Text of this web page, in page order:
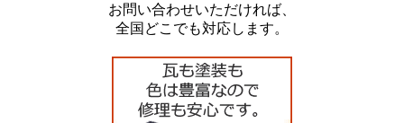
お問い合わせいただければ、
全国どこでも対応します。